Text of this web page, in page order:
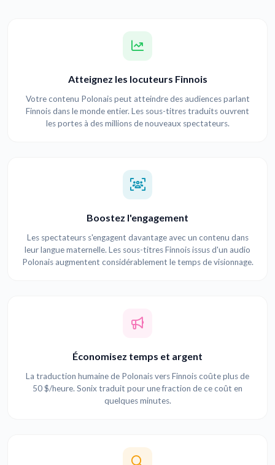
Atteignez les locuteurs Finnois
Votre contenu Polonais peut atteindre des audiences parlant
Finnois dans le monde entier. Les sous-titres traduits ouvrent
les portes à des millions de nouveaux spectateurs.
Boostez l'engagement
Les spectateurs s'engagent davantage avec un contenu dans
leur langue maternelle. Les sous-titres Finnois issus d'un audio
Polonais augmentent considérablement le temps de visionnage.
Économisez temps et argent
La traduction humaine de Polonais vers Finnois coûte plus de
50 $/heure. Sonix traduit pour une fraction de ce coût en
quelques minutes.